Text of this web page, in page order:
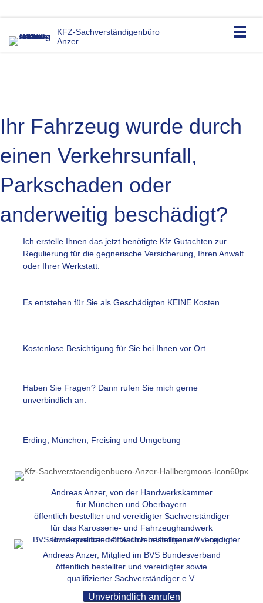
KFZ-Sachverständigenbüro
Anzer
Ihr Fahrzeug wurde durch
einen Verkehrsunfall,
Parkschaden oder
anderweitig beschädigt?
Ich erstelle Ihnen das jetzt benötigte Kfz Gutachten zur
Ich erstelle Ihnen das jetzt benötigte Kfz Gutachten zur
Regulierung für die gegnerische Versicherung, Ihren Anwalt
oder Ihrer Werkstatt.
Es entstehen für Sie als Geschädigten KEINE Kosten.
Kostenlose Besichtigung für Sie bei Ihnen vor Ort.
Haben Sie Fragen? Dann rufen Sie mich gerne unverbindlich an.
Haben Sie Fragen? Dann rufen Sie mich gerne
unverbindlich an.
Erding, München, Freising und Umgebung
Andreas Anzer, von der Handwerkskammer
für München und Oberbayern
öffentlich bestellter und vereidigter Sachverständiger
für das Karosserie- und Fahrzeughandwerk
Andreas Anzer, Mitglied im BVS Bundesverband
öffentlich bestellter und vereidigter sowie
qualifizierter Sachverständiger e.V.
Unverbindlich anrufen